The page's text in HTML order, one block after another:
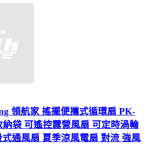
領航家 搖擺便攜式循環扇 PK-
納袋 可遙控露營風扇 可定時渦輪
式通風扇 夏季涼風電扇 對流 強風